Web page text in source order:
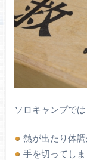
ソロキャンプで
熱が出たり体
手を切ってしま